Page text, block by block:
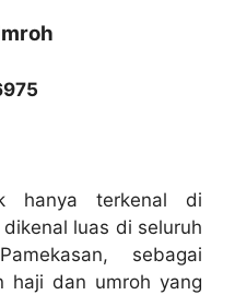
hanya terkenal di
luas di seluruh
sebagai
haji dan umroh yang